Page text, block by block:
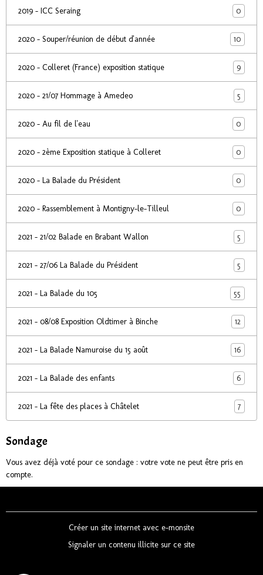
2019 - ICC Seraing 0
2020 - Souper/réunion de début d'année 10
2020 - Colleret (France) exposition statique 9
2020 - 21/07 Hommage à Amedeo 5
2020 - Au fil de l'eau 0
2020 - 2ème Exposition statique à Colleret 0
2020 - La Balade du Président 0
2020 - Rassemblement à Montigny-le-Tilleul 0
2021 - 21/02 Balade en Brabant Wallon 5
2021 - 27/06 La Balade du Président 5
2021 - La Balade du 105 55
2021 - 08/08 Exposition Oldtimer à Binche 12
2021 - La Balade Namuroise du 15 août 16
2021 - La Balade des enfants 6
2021 - La fête des places à Châtelet 7
Sondage
Vous avez déjà voté pour ce sondage : votre vote ne peut être pris en
compte.
Créer un site internet avec e-monsite
Signaler un contenu illicite sur ce site